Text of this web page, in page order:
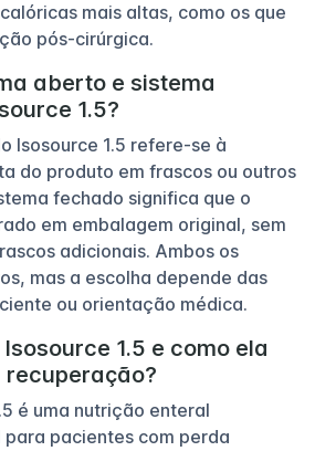
mais altas, como os que
pós-cirúrgica.
aberto e sistema
1.5?
Isosource 1.5 refere-se à
do produto em frascos ou outros
fechado significa que o
em embalagem original, sem
adicionais. Ambos os
mas a escolha depende das
ou orientação médica.
1.5 e como ela
é uma nutrição enteral
pacientes com perda